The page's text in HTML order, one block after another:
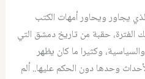
يجاور ويحاور أمهات الكتب
الفترة، حقبة من تاريخ دمشق التي
وكثيرا ما كان يظهر
وحدها دون الحكم عليها.. ألم